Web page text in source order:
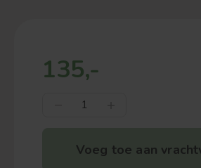
135,-
Voeg toe aan